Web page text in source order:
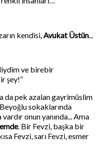
kendisi,Avukat Üstün...
ve birebir
şey!”
da pek azalan gayrimüslim
sokaklarında
onun yanında... Ama
. Bir Fevzi, başka bir
Fevzi, sarı Fevzi, esmer